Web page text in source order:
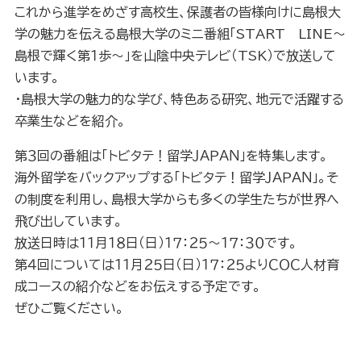
これから進学をめざす高校生、保護者の皆様向けに島根大
学の魅力を伝える島根大学のミニ番組「START LINE～
島根で輝く第１歩～」を山陰中央テレビ（TSK）で放送して
います。
・島根大学の魅力的な学び、特色ある研究、地元で活躍する
卒業生などを紹介。
第３回の番組は「トビタテ！留学ＪＡＰＡＮ」を特集します。
海外留学をバックアップする「トビタテ！留学ＪＡＰＡＮ」。そ
の制度を利用し、島根大学からも多くの学生たちが世界へ
飛び出しています。
放送日時は１１月１８日（日）１７：２５～１７：３０です。
第４回については１１月２５日（日）１７：２５よりＣＯＣ人材育
成コースの紹介などをお伝えする予定です。
ぜひご覧ください。